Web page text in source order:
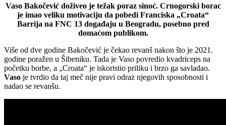
Vaso Bakočević doživeo je težak poraz sinoć. Crnogorski borac
je imao veliku motivaciju da pobedi Franciska „Croata“
Barrija na FNC 13 događaju u Beogradu, posebno pred
domaćom publikom.
Više od dve godine Bakočević je čekao revanš nakon što je 2021.
godine poražen u Šibeniku. Tada je Vaso povredio kvadriceps na
početku borbe, a „Croata“ je iskoristio priliku i brzo ga savladao.
Vaso je tvrdio da taj meč nije pravi odraz njegovih sposobnosti i
nadao se revanšu.